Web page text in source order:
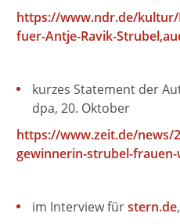
https://www.ndr.de/kultur/
fuer-Antje-Ravik-
kurzes Statement der
dpa, 20. Oktober
https://www.zeit.de/news/
gewinnerin-strubel-
im Interview fürstern.de